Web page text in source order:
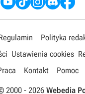
Polityka
Ustawienia cookies
Kontakt Pomoc
2000 - 2026 Webedia